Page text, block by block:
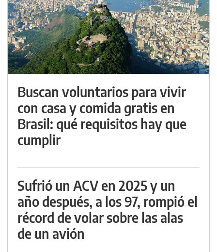
Buscan voluntarios para vivir
con casa y comida gratis en
Brasil: qué requisitos hay que
cumplir
Sufrió un ACV en 2025 y un
año después, a los 97, rompió el
récord de volar sobre las alas
de un avión